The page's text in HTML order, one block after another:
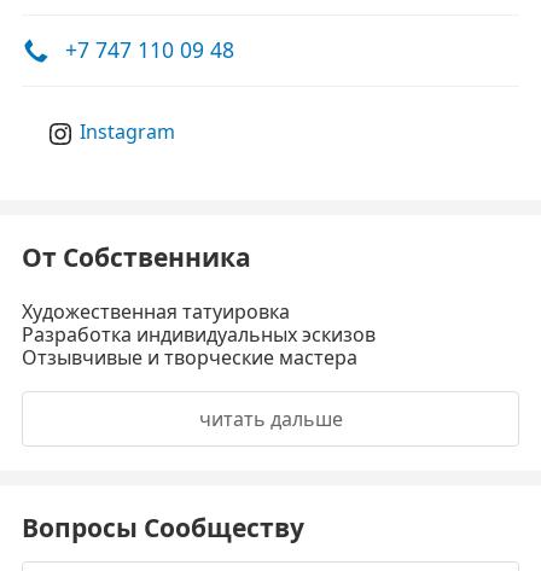
+7 747 110 09 48
Instagram
От Собственника
Художественная татуировка
Разработка индивидуальных эскизов
Отзывчивые и творческие мастера
читать дальше
Вопросы Сообществу